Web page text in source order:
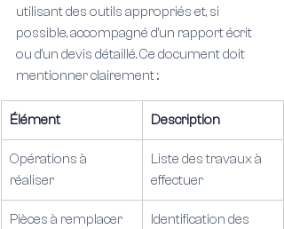
utilisant des outils appropriés et, si
possible, accompagné d’un rapport écrit
ou d’un devis détaillé. Ce document doit
mentionner clairement :.
Élément Description
Opérations à
réaliser
Liste des travaux à
effectuer
Pièces à remplacer
Identification des